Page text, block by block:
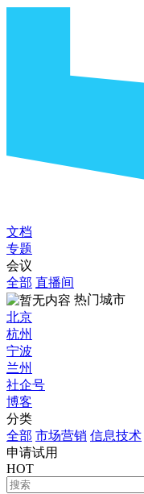
文档
专题
会议
全部 直播间
热门城市
北京
杭州
宁波
兰州
社企号
博客
分类
全部 市场营销 信息技术
申请试用
HOT